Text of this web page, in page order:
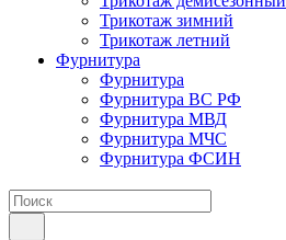
Трикотаж зимний
Трикотаж летний
Фурнитура
Фурнитура
Фурнитура ВС РФ
Фурнитура МВД
Фурнитура МЧС
Фурнитура ФСИН